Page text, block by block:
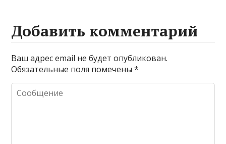
Добавить комментарий
Ваш адрес email не будет опубликован.
Обязательные поля помечены*